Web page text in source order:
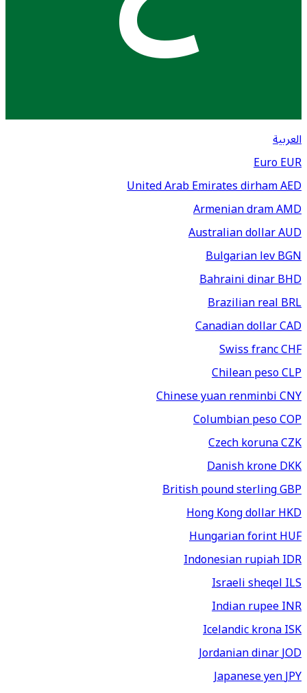
العربية
EuroEUR
United Arab Emirates dirhamAED
Armenian dramAMD
Australian dollarAUD
Bulgarian levBGN
Bahraini dinarBHD
Brazilian realBRL
Canadian dollarCAD
Swiss francCHF
Chilean pesoCLP
Chinese yuan renminbiCNY
Columbian pesoCOP
Czech korunaCZK
Danish kroneDKK
British pound sterlingGBP
Hong Kong dollarHKD
Hungarian forintHUF
Indonesian rupiahIDR
Israeli sheqelILS
Indian rupeeINR
Icelandic kronaISK
Jordanian dinarJOD
Japanese yenJPY